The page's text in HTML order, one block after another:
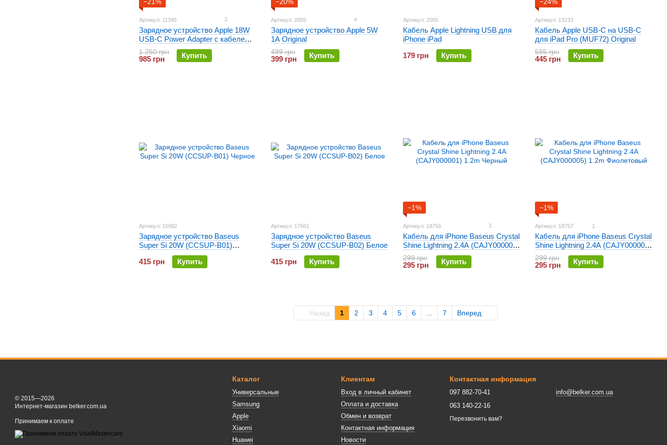
Артикул: 11345 3
Зарядное устройство Apple 18W
USB-C Power Adapter с кабелем
Original
1 250 грн
985 грн Купить
Артикул: 2055 4
Зарядное устройство Apple 5W
1A Original
499 грн
399 грн Купить
Артикул: 2005
Кабель Apple Lightning USB для
iPhone iPad
179 грн
Купить
Артикул: 13233
Кабель Apple USB‑C на USB‑C
для iPad Pro (MUF72) Original
585 грн
445 грн Купить
Артикул: 15982
Зарядное устройство Baseus
Super Si 20W (CCSUP-B01)
415 грн
Купить
Артикул: 17661
Зарядное устройство Baseus
Super Si 20W (CCSUP-B02) Белое
415 грн
Купить
−1%
Артикул: 18756 1
Кабель для iPhone Baseus Crystal
Shine Lightning 2.4A (CAJY000001)
1.2m Черный
299 грн
295 грн Купить
−1%
Артикул: 18757 1
Кабель для iPhone Baseus Crystal
Shine Lightning 2.4A (CAJY000005)
1.2m Фиолетовый
299 грн
295 грн Купить
Назад 1 2 3 4 5 6 7 Вперед
© 2015—2026
Интернет-магазин belker.com.ua
Принимаем к оплате
Каталог
Универсальные
Samsung
Apple
Xiaomi
Huawei
Клиентам
Вход в личный кабинет
Оплата и доставка
Обмен и возврат
Контактная информация
Новости
Контактная информация
097 882-70-41
063 140-22-16
Перезвонить вам?
info@belker.com.ua